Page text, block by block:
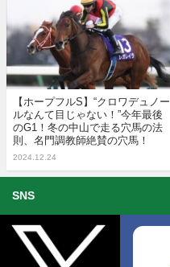
【ホープフルS】“クロワデュノー
ルなんて目じゃない！”今年最後
のG1！冬の中山で走る穴馬の法
則、名門調教師絶賛の穴馬！
2024.12.24
SNS